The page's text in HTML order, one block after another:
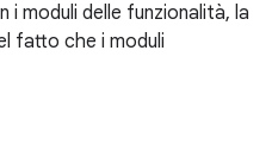
i moduli delle funzionalità, la
fatto che i moduli